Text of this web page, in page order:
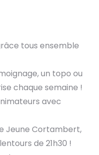
tous ensemble
un topo ou
chaque semaine !
avec
Jeune Cortambert,
de 21h30 !